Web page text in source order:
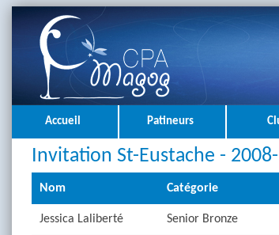
Accueil Patineurs
Invitation St-Eustache -
Nom Catégorie
Jessica Laliberté Senior Bronze